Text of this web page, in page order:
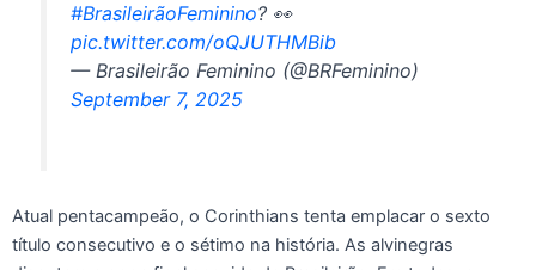
#BrasileirãoFeminino? 👀
pic.twitter.com/oQJUTHMBib
— Brasileirão Feminino (@BRFeminino)
September 7, 2025
Atual pentacampeão, o Corinthians tenta emplacar o sexto
título consecutivo e o sétimo na história. As alvinegras